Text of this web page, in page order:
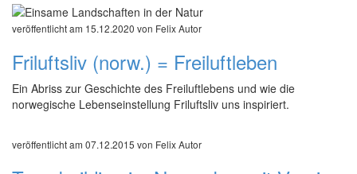
veröffentlicht am 15.12.2020 von Felix Autor
Friluftsliv (norw.) = Freiluftleben
Ein Abriss zur Geschichte des Freiluftlebens und wie die
norwegische Lebenseinstellung Friluftsliv uns inspiriert.
veröffentlicht am 07.12.2015 von Felix Autor